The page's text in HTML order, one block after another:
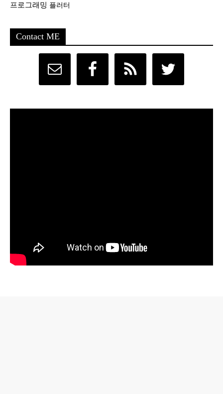
프로그래밍 플러터
Contact ME